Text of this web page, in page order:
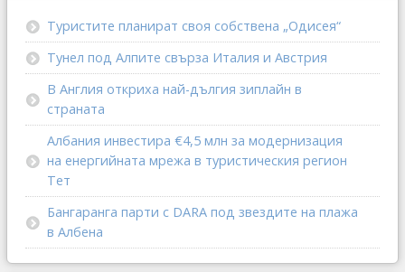
Туристите планират своя собствена „Одисея“
Тунел под Алпите свърза Италия и Австрия
В Англия откриха най-дългия зиплайн в
страната
Албания инвестира €4,5 млн за модернизация
на енергийната мрежа в туристическия регион
Тет
Бангаранга парти с DARA под звездите на плажа
в Албена